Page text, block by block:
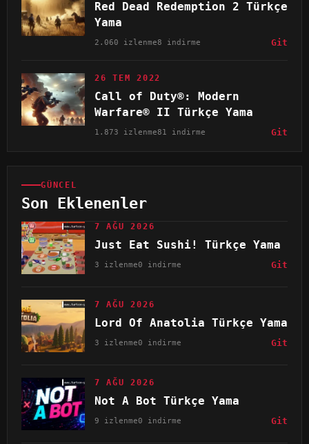
Red Dead Redemption 2 Türkçe
Yama
2.060 izlenme8 indirme Git
26 TEM 2022
Call of Duty®: Modern
Warfare® II Türkçe Yama
1.873 izlenme81 indirme Git
GÜNCEL
Son Eklenenler
7 AĞU 2026
Just Eat Sushi! Türkçe Yama
3 izlenme0 indirme Git
7 AĞU 2026
Lord Of Anatolia Türkçe Yama
3 izlenme0 indirme Git
7 AĞU 2026
Not A Bot Türkçe Yama
9 izlenme0 indirme Git